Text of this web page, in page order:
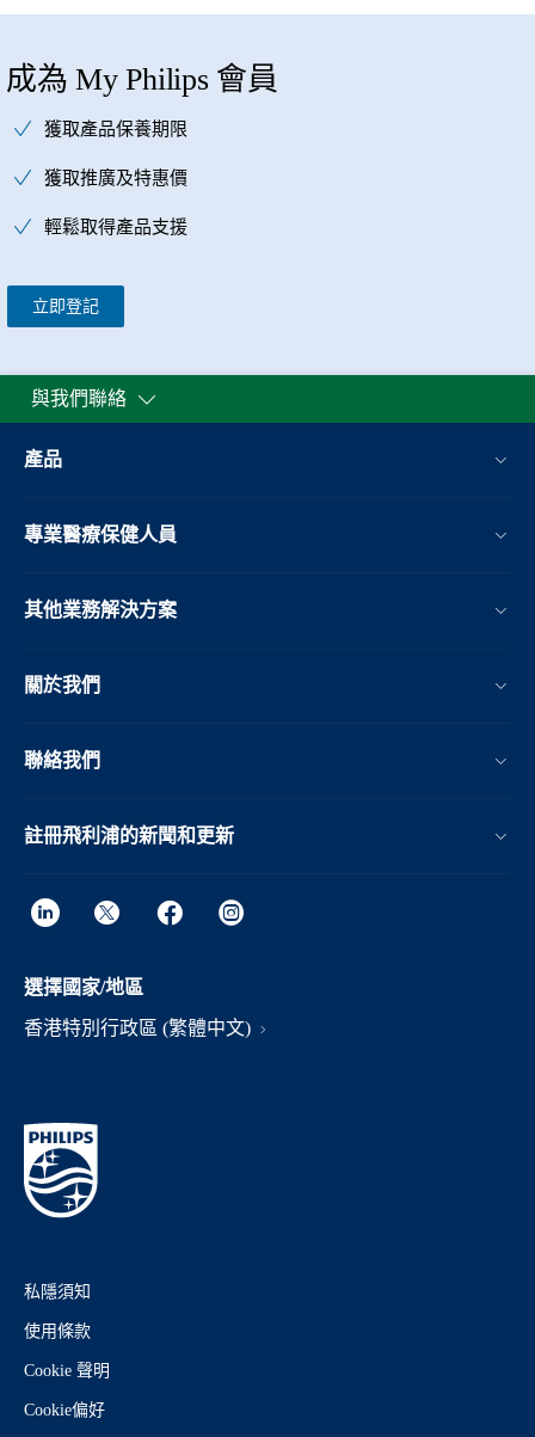
成為 My Philips 會員
獲取產品保養期限
獲取推廣及特惠價
輕鬆取得產品支援
立即登記
與我們聯絡
產品
專業醫療保健人員
其他業務解決方案​
關於我們
聯絡我們
註冊飛利浦的新聞和更新
選擇國家/地區
香港特別行政區 (繁體中文)
私隱須知
使用條款
Cookie 聲明
Cookie偏好